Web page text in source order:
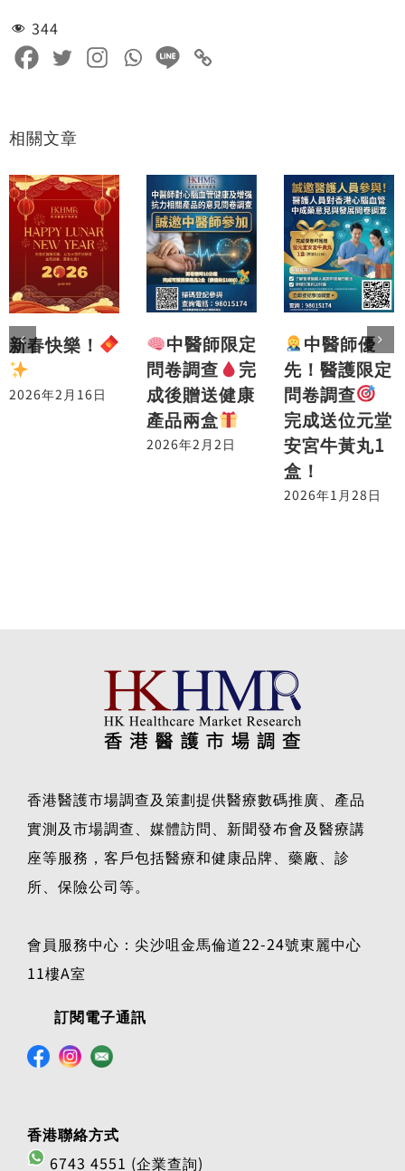
344
相關文章
新春快樂！
2026年2月16日
中醫師限定
問卷調查
完
成後贈送健康
產品兩盒
2026年2月2日
中醫師優
先！醫護限定
問卷調查
完成送位元堂
安宮牛黃丸1
盒！
2026年1月28日
香港醫護市場調查及策劃提供醫療數碼推廣、產品
實測及市場調查、媒體訪問、新聞發布會及醫療講
座等服務，客戶包括醫療和健康品牌、藥廠、診
所、保險公司等。
會員服務中心：尖沙咀金馬倫道22-24號東麗中心
11樓A室
訂閱電子通訊
香港聯絡方式
6743 4551 (企業查詢)